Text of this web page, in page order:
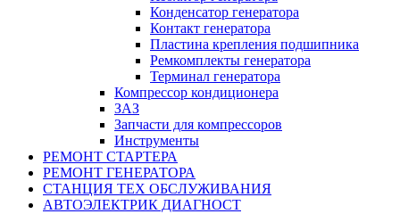
Конденсатор генератора
Контакт генератора
Пластина крепления подшипника
Ремкомплекты генератора
Терминал генератора
Компрессор кондиционера
ЗАЗ
Запчасти для компрессоров
Инструменты
РЕМОНТ СТАРТЕРА
РЕМОНТ ГЕНЕРАТОРА
СТАНЦИЯ ТЕХ ОБСЛУЖИВАНИЯ
АВТОЭЛЕКТРИК ДИАГНОСТ